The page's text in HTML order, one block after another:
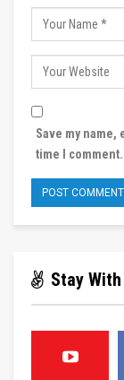
Save my
time I comment.
Stay With